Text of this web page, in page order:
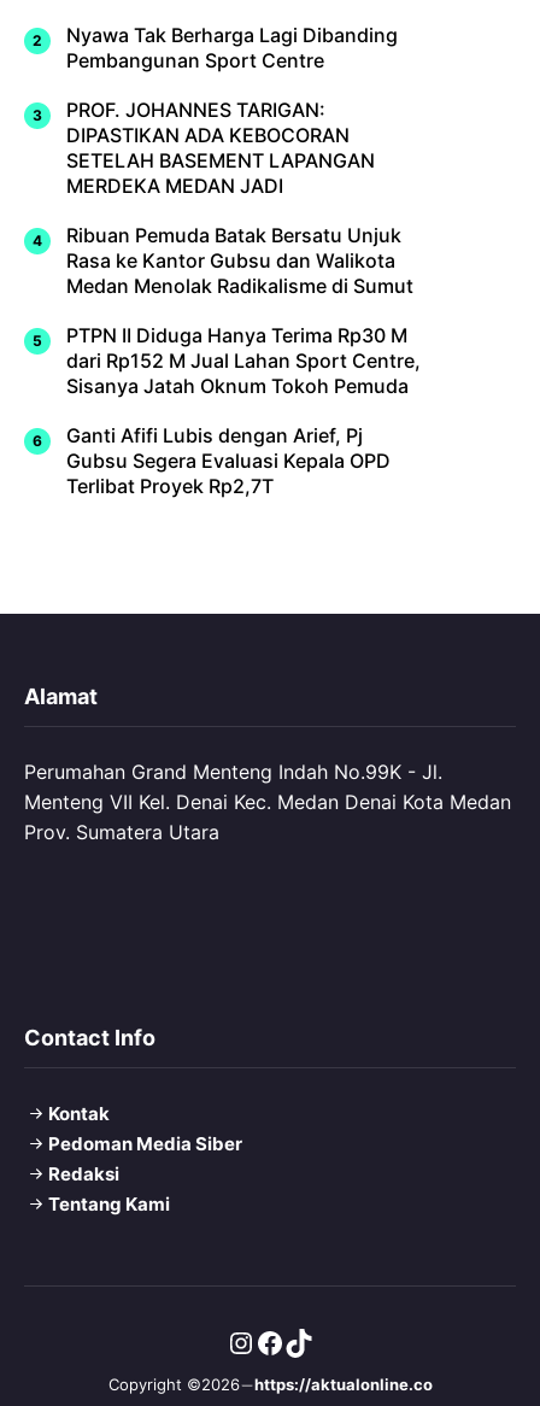
Nyawa Tak Berharga Lagi Dibanding
Pembangunan Sport Centre
PROF. JOHANNES TARIGAN:
DIPASTIKAN ADA KEBOCORAN
SETELAH BASEMENT LAPANGAN
MERDEKA MEDAN JADI
Ribuan Pemuda Batak Bersatu Unjuk
Rasa ke Kantor Gubsu dan Walikota
Medan Menolak Radikalisme di Sumut
PTPN II Diduga Hanya Terima Rp30 M
dari Rp152 M Jual Lahan Sport Centre,
Sisanya Jatah Oknum Tokoh Pemuda
Ganti Afifi Lubis dengan Arief, Pj
Gubsu Segera Evaluasi Kepala OPD
Terlibat Proyek Rp2,7T
Alamat
Perumahan Grand Menteng Indah No.99K - Jl.
Menteng VII Kel. Denai Kec. Medan Denai Kota Medan
Prov. Sumatera Utara
Contact Info
Kontak
Pedoman Media Siber
Redaksi
Tentang Kami
Copyright ©2026 https://aktualonline.co
Instagram
Facebook
TikTok